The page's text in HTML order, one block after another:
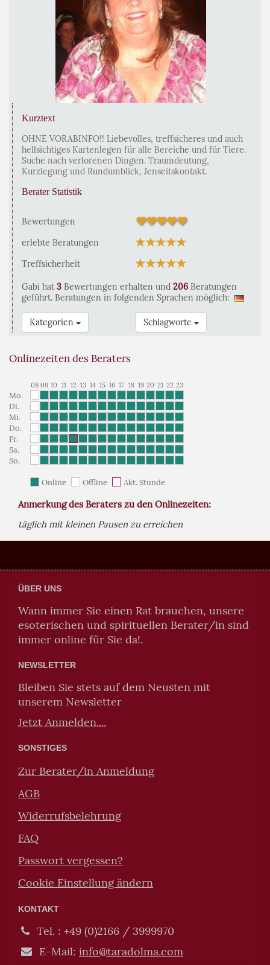
Kurztext
OHNE VORABINFO!! Liebevolles, treffsicheres und auch
hellsichtiges Kartenlegen für alle Bereiche und für Tiere.
Suche nach verlorenen Dingen. Traumdeutung,
Kurzlegung und Rundumblick, Jenseitskontakt.
Berater Statistik
Bewertungen
erlebte Beratungen
Treffsicherheit
Gabi hat 3 Bewertungen erhalten und 206 Beratungen
geführt. Beratungen in folgenden Sprachen möglich:
Kategorien Schlagworte
Onlinezeiten des Beraters
08 09 10 11 12 13 14 15 16 17 18 19 20 21 22 23
Mo.
Di.
Mi.
Do.
Fr.
Sa.
So.
Online Offline Akt. Stunde
Anmerkung des Beraters zu den Onlinezeiten:
täglich mit kleinen Pausen zu erreichen
ÜBER UNS
Wann immer Sie einen Rat brauchen, unsere
esoterischen und spirituellen Berater/in sind
immer online für Sie da!.
NEWSLETTER
Bleiben Sie stets auf dem Neusten mit
unserem Newsletter
Jetzt Anmelden....
SONSTIGES
Zur Berater/in Anmeldung
AGB
Widerrufsbelehrung
FAQ
Passwort vergessen?
Cookie Einstellung ändern
KONTAKT
Tel. : +49 (0)2166 / 3999970
E-Mail: info@taradolma.com